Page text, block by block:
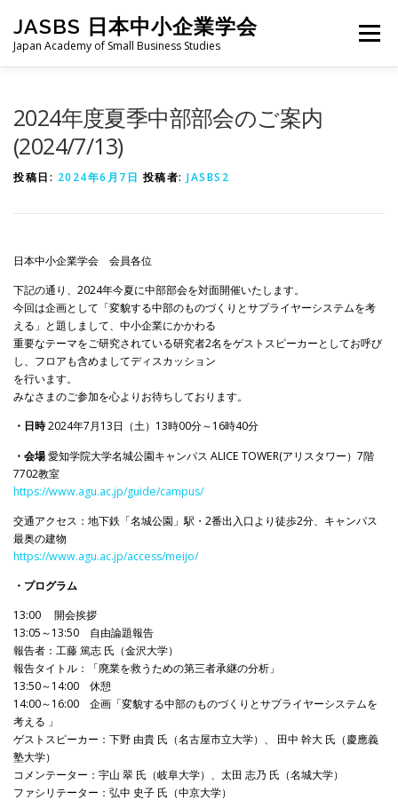
JASBS 日本中小企業学会
Japan Academy of Small Business Studies
メニュー
2024年度夏季中部部会のご案内
(2024/7/13)
投稿日: 2024年6月7日 投稿者: JASBS2
日本中小企業学会 会員各位
下記の通り、2024年今夏に中部部会を対面開催いたします。
今回は企画として「変貌する中部のものづくりとサプライヤーシステムを考
える」と題しまして、中小企業にかかわる
重要なテーマをご研究されている研究者2名をゲストスピーカーとしてお呼び
し、フロアも含めましてディスカッション
を行います。
みなさまのご参加を心よりお待ちしております。
・日時2024年7月13日（土）13時00分～16時40分
・会場愛知学院大学名城公園キャンパス ALICE TOWER(アリスタワー）7階
7702教室
https://www.agu.ac.jp/guide/campus/
交通アクセス：地下鉄「名城公園」駅・2番出入口より徒歩2分、キャンパス
最奥の建物
https://www.agu.ac.jp/access/meijo/
・プログラム
13:00 開会挨拶
13:05～13:50 自由論題報告
報告者：工藤 篤志 氏（金沢大学）
報告タイトル：「廃業を救うための第三者承継の分析」
13:50～14:00 休憩
14:00～16:00 企画「変貌する中部のものづくりとサプライヤーシステムを
考える 」
ゲストスピーカー：下野 由貴 氏（名古屋市立大学）、 田中 幹大 氏（慶應義
塾大学）
コメンテーター：宇山 翠 氏（岐阜大学）、太田 志乃 氏（名城大学）
ファシリテーター：弘中 史子 氏（中京大学）